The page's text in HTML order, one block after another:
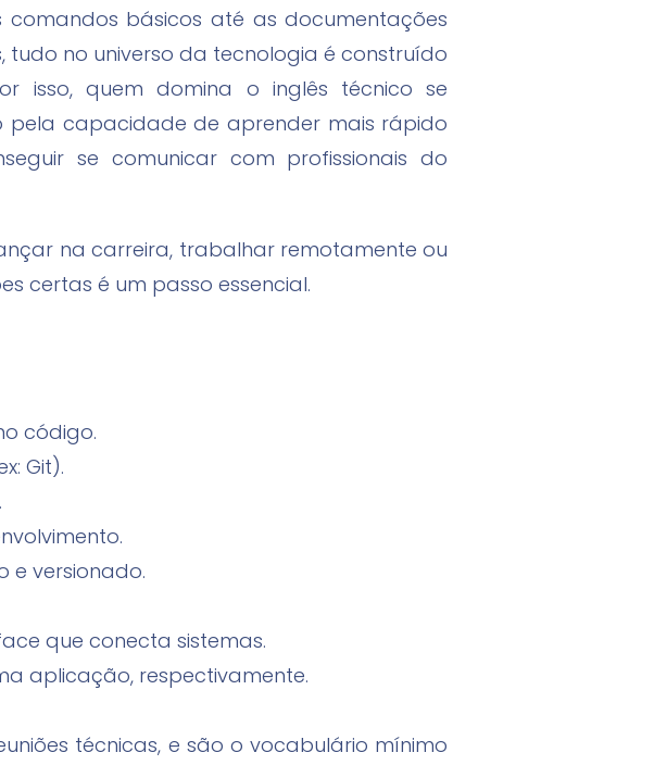
comandos básicos até as documentações
tudo no universo da tecnologia é construído
isso, quem domina o inglês técnico se
capacidade de aprender mais rápido
se comunicar com profissionais do
na carreira, trabalhar remotamente ou
certas é um passo essencial.
código.
Git).
e versionado.
que conecta sistemas.
aplicação, respectivamente.
técnicas, e são o vocabulário mínimo